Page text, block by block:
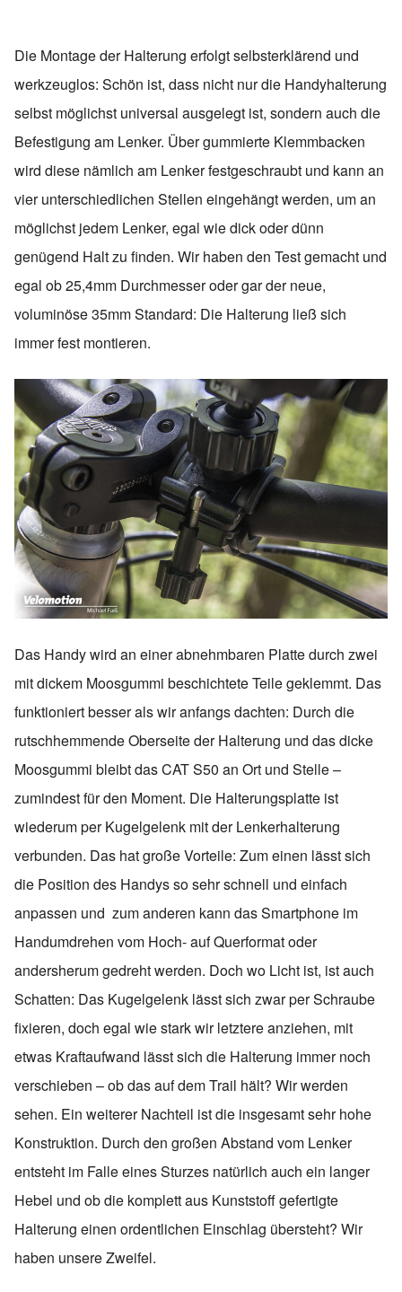
Die Montage der Halterung erfolgt selbsterklärend und
werkzeuglos: Schön ist, dass nicht nur die Handyhalterung
selbst möglichst universal ausgelegt ist, sondern auch die
Befestigung am Lenker. Über gummierte Klemmbacken
wird diese nämlich am Lenker festgeschraubt und kann an
vier unterschiedlichen Stellen eingehängt werden, um an
möglichst jedem Lenker, egal wie dick oder dünn
genügend Halt zu finden. Wir haben den Test gemacht und
egal ob 25,4mm Durchmesser oder gar der neue,
voluminöse 35mm Standard: Die Halterung ließ sich
immer fest montieren.
Das Handy wird an einer abnehmbaren Platte durch zwei
mit dickem Moosgummi beschichtete Teile geklemmt. Das
funktioniert besser als wir anfangs dachten: Durch die
rutschhemmende Oberseite der Halterung und das dicke
Moosgummi bleibt das CAT S50 an Ort und Stelle –
zumindest für den Moment. Die Halterungsplatte ist
wiederum per Kugelgelenk mit der Lenkerhalterung
verbunden. Das hat große Vorteile: Zum einen lässt sich
die Position des Handys so sehr schnell und einfach
anpassen und zum anderen kann das Smartphone im
Handumdrehen vom Hoch- auf Querformat oder
andersherum gedreht werden. Doch wo Licht ist, ist auch
Schatten: Das Kugelgelenk lässt sich zwar per Schraube
fixieren, doch egal wie stark wir letztere anziehen, mit
etwas Kraftaufwand lässt sich die Halterung immer noch
verschieben – ob das auf dem Trail hält? Wir werden
sehen. Ein weiterer Nachteil ist die insgesamt sehr hohe
Konstruktion. Durch den großen Abstand vom Lenker
entsteht im Falle eines Sturzes natürlich auch ein langer
Hebel und ob die komplett aus Kunststoff gefertigte
Halterung einen ordentlichen Einschlag übersteht? Wir
haben unsere Zweifel.